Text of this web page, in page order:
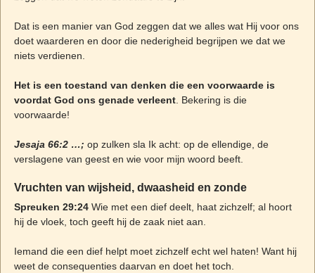
Dat is een manier van God zeggen dat we alles wat Hij voor ons
doet waarderen en door die nederigheid begrijpen we dat we
niets verdienen.
Het is een toestand van denken die een voorwaarde is
voordat God ons genade verleent. Bekering is die
voorwaarde!
Jesaja 66:2 …; op zulken sla Ik acht: op de ellendige, de
verslagene van geest en wie voor mijn woord beeft.
Vruchten van wijsheid, dwaasheid en zonde
Spreuken 29:24Wie met een dief deelt, haat zichzelf; al hoort
hij de vloek, toch geeft hij de zaak niet aan.
Iemand die een dief helpt moet zichzelf echt wel haten! Want hij
weet de consequenties daarvan en doet het toch.